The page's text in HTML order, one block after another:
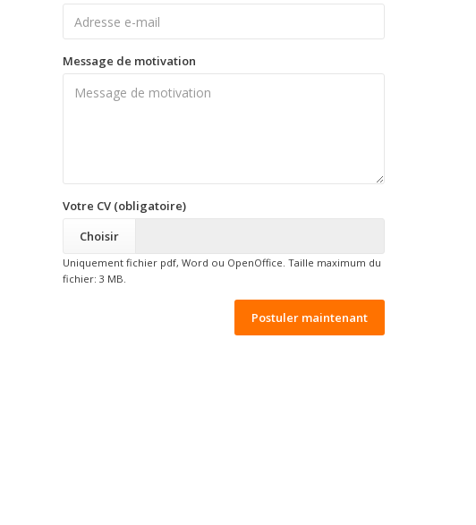
Message de motivation
Votre CV (obligatoire)
Choisir
Uniquement fichier pdf, Word ou OpenOffice. Taille maximum du
fichier: 3 MB.
Postuler maintenant